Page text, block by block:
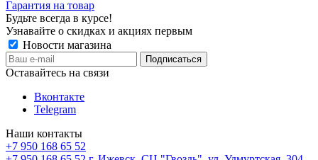
Гарантия на товар
Будьте всегда в курсе!
Узнавайте о скидках и акциях первым
Новости магазина
Оставайтесь на связи
Вконтакте
Telegram
Наши контакты
+7 950 168 65 52